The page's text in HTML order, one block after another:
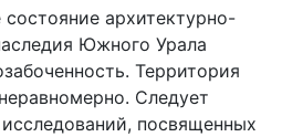
архитектурно-
Южного Урала
Территория
Следует
посвященных